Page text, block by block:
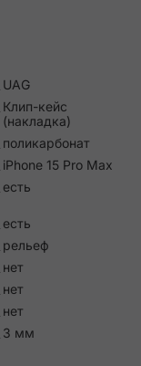
UAG
Клип-кейс
(накладка)
поликарбонат
iPhone 15 Pro Max
есть
есть
рельеф
нет
нет
нет
3 мм